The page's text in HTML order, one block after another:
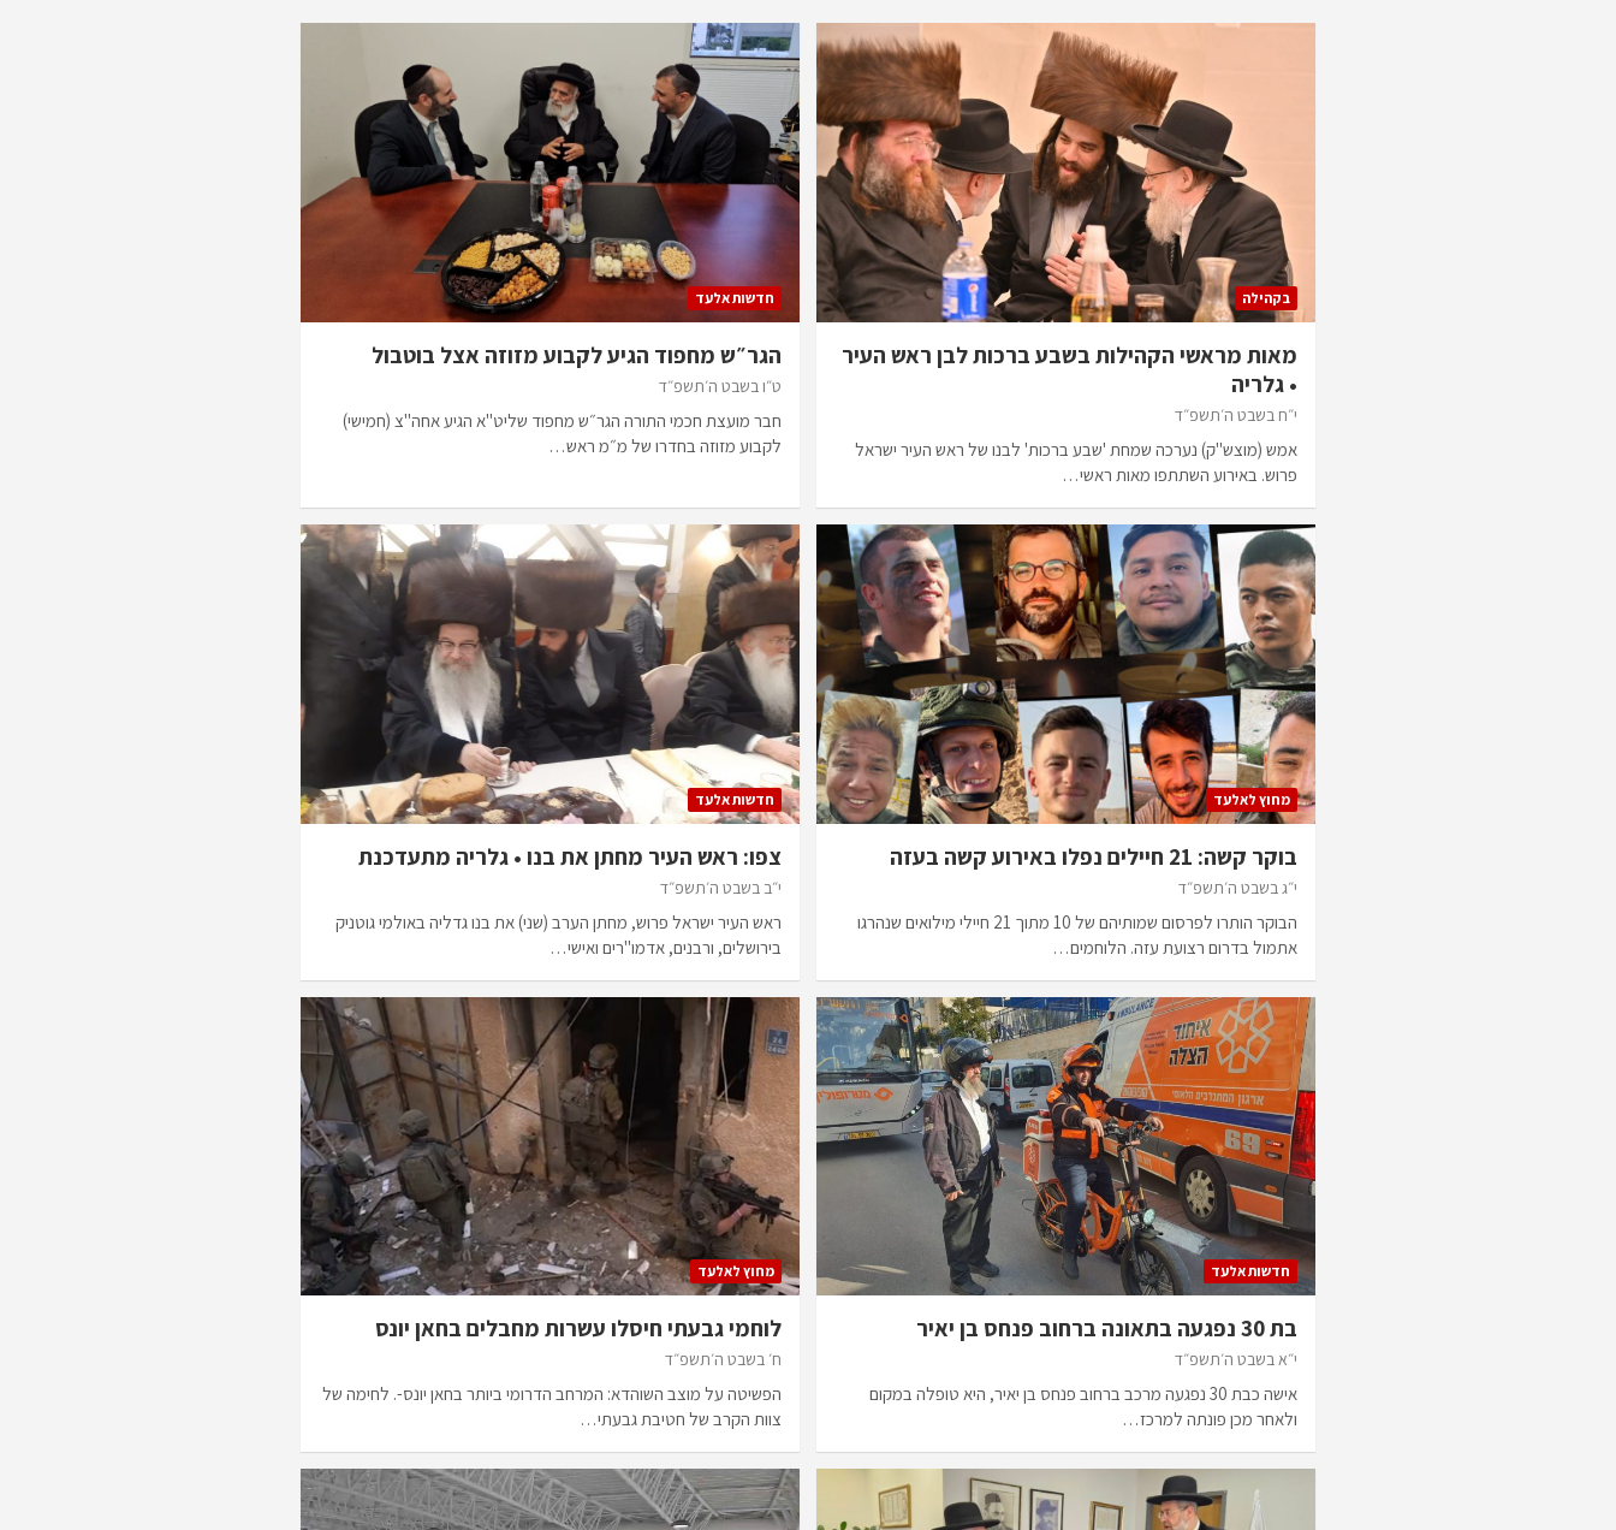
בקהילה
מאות מראשי הקהילות בשבע ברכות לבן ראש העיר
• גלריה
י״ח בשבט ה׳תשפ״ד
אמש (מוצש"ק) נערכה שמחת 'שבע ברכות' לבנו של ראש העיר ישראל
פרוש. באירוע השתתפו מאות ראשי…
חדשות אלעד
הגר״ש מחפוד הגיע לקבוע מזוזה אצל בוטבול
ט״ו בשבט ה׳תשפ״ד
חבר מועצת חכמי התורה הגר״ש מחפוד שליט"א הגיע אחה"צ (חמישי)
לקבוע מזוזה בחדרו של מ״מ ראש…
מחוץ לאלעד
בוקר קשה: 21 חיילים נפלו באירוע קשה בעזה
י״ג בשבט ה׳תשפ״ד
הבוקר הותרו לפרסום שמותיהם של 10 מתוך 21 חיילי מילואים שנהרגו
אתמול בדרום רצועת עזה. הלוחמים…
חדשות אלעד
צפו: ראש העיר מחתן את בנו • גלריה מתעדכנת
י״ב בשבט ה׳תשפ״ד
ראש העיר ישראל פרוש, מחתן הערב (שני) את בנו גדליה באולמי גוטניק
בירושלים, ורבנים, אדמו"רים ואישי…
חדשות אלעד
בת 30 נפגעה בתאונה ברחוב פנחס בן יאיר
י״א בשבט ה׳תשפ״ד
אישה כבת 30 נפגעה מרכב ברחוב פנחס בן יאיר, היא טופלה במקום
ולאחר מכן פונתה למרכז…
מחוץ לאלעד
לוחמי גבעתי חיסלו עשרות מחבלים בחאן יונס
ח׳ בשבט ה׳תשפ״ד
הפשיטה על מוצב השוהדא: המרחב הדרומי ביותר בחאן יונס-. לחימה של
צוות הקרב של חטיבת גבעתי…